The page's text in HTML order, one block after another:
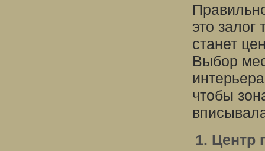
это залог
станет
Выбор
чтобы
1. Центр